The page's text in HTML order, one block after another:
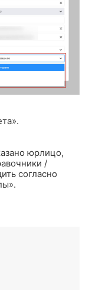
юрлицо,
/
согласно